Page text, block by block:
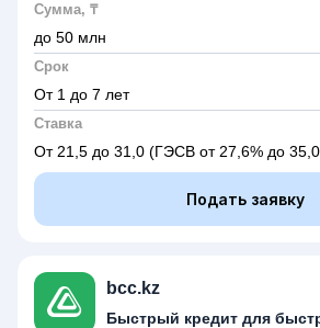
Сумма, ₸
до 50 млн
Срок
От 1 до 7 лет
Ставка
От 21,5 до 31,0 (ГЭСВ от 27,6% до
Подать заявку
bcc.kz
Быстрый кредит для